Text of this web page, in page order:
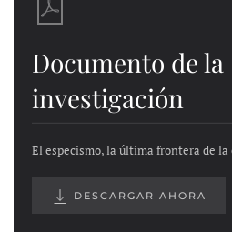
Documento de la
investigación
El especismo, la última frontera de la
DESCARGAR AHORA